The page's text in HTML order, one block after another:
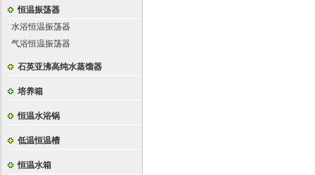
恒温振荡器
水浴恒温振荡器
气浴恒温振荡器
石英亚沸高纯水蒸馏器
培养箱
恒温水浴锅
低温恒温槽
恒温水箱